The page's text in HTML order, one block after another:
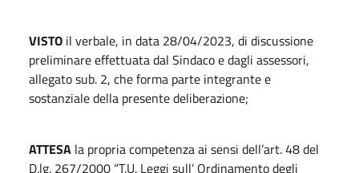
VISTO il verbale, in data 28/04/2023, di discussione
preliminare effettuata dal Sindaco e dagli assessori,
allegato sub. 2, che forma parte integrante e
sostanziale della presente deliberazione;
ATTESA la propria competenza ai sensi dell’art. 48 del
D.lg. 267/2000 “T.U. Leggi sull’ Ordinamento degli